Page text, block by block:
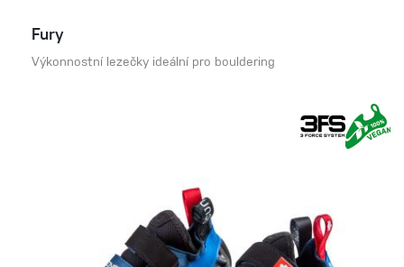
Fury
Výkonnostní lezečky ideální pro bouldering